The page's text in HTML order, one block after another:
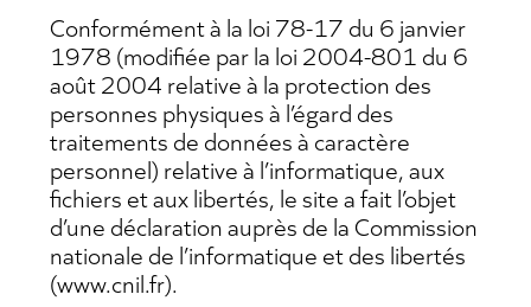
PROJECTS
AGENCY
Conformément à la loi 78-17 du 6 janvier
1978 (modifiée par la loi 2004-801 du 6
août 2004 relative à la protection des
personnes physiques à l’égard des
traitements de données à caractère
personnel) relative à l’informatique, aux
fichiers et aux libertés, le site a fait l’objet
d’une déclaration auprès de la Commission
nationale de l’informatique et des libertés
(www.cnil.fr).